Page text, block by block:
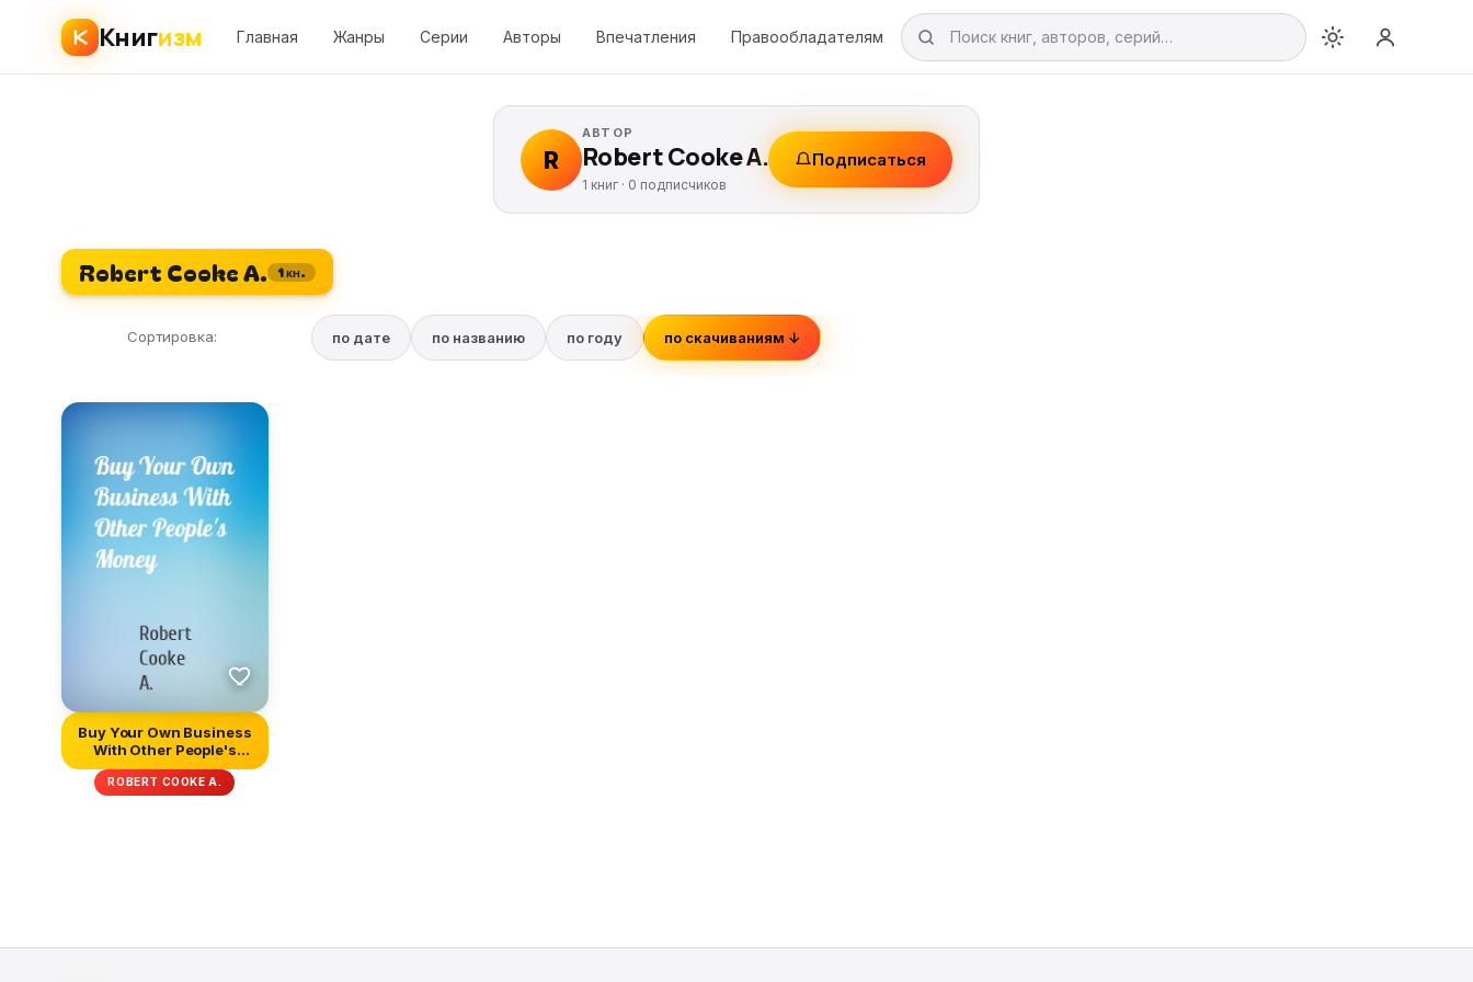
Книгизм Главная Жанры Серии Авторы Впечатления Правообладателям
R
АВТОР
Robert Cooke A.
1 книг · 0 подписчиков
Подписаться
Robert Cooke A. 1 кн.
Сортировка: по дате по названию по году по скачиваниям ↓
Buy Your Own Business
With Other People's
Money
ROBERT COOKE A.